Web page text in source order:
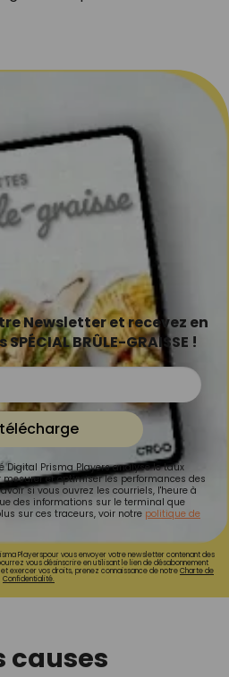
Newsletter et recevez en
BRÛLE-GRAISSE !
Digital Prisma Players analyse le taux
et optimiser les performances des
si vous ouvrez les courriels, l'heure à
des informations sur le terminal que
sur ces traceurs, voir notre politique de
Playerspour vous envoyer votre newsletter contenant des
vous désinscrire en utilisant le lien de désabonnement
exercer vos droits, prenez connaissance de notreCharte de
Confidentialité.
causes